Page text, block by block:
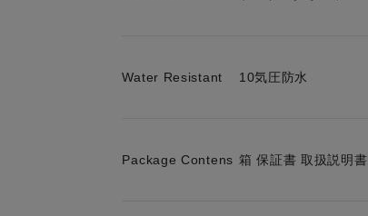
Water Resistant 10気圧防水
Package Contens 箱 保証書 取扱説明書